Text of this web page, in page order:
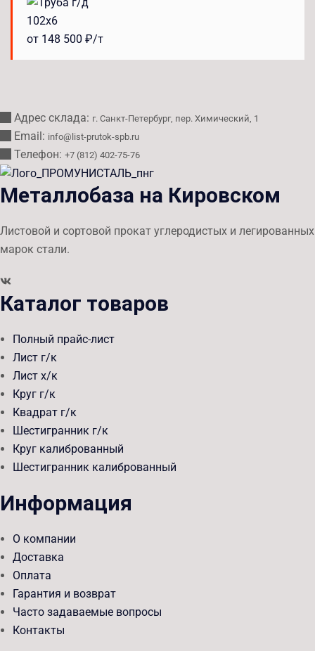
102x6
от 148 500 ₽/т
Адрес склада: г. Санкт-Петербург, пер. Химический, 1
Email: info@list-prutok-spb.ru
Телефон: +7 (812) 402-75-76
Металлобаза на Кировском
Листовой и сортовой прокат углеродистых и легированных
марок стали.
Каталог товаров
Полный прайс-лист
Лист г/к
Лист х/к
Круг г/к
Квадрат г/к
Шестигранник г/к
Круг калиброванный
Шестигранник калиброванный
Информация
О компании
Доставка
Оплата
Гарантия и возврат
Часто задаваемые вопросы
Контакты